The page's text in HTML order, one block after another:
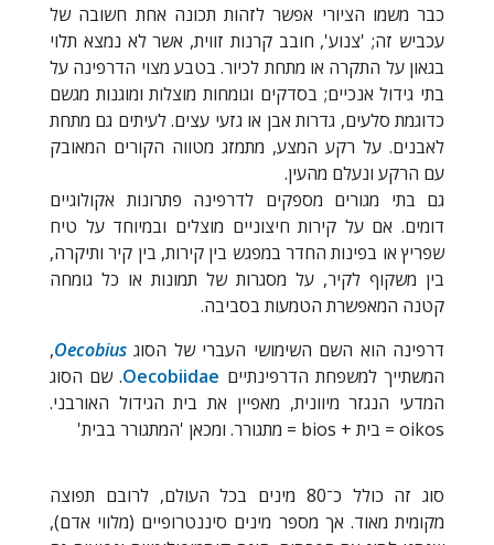
כבר משמו הציורי אפשר לזהות תכונה אחת חשובה של
עכביש זה; 'צנוע', חובב קרנות זווית, אשר לא נמצא תלוי
בגאון על התקרה או מתחת לכיור. בטבע מצוי הדרפינה על
בתי גידול אנכיים; בסדקים וגומחות מוצלות ומוגנות מגשם
כדוגמת סלעים, גדרות אבן או גזעי עצים. לעיתים גם מתחת
לאבנים. על רקע המצע, מתמזג מטווה הקורים המאובק
עם הרקע ונעלם מהעין.
גם בתי מגורים מספקים לדרפינה פתרונות אקולוגיים
דומים. אם על קירות חיצוניים מוצלים ובמיוחד על טיח
שפריץ או בפינות החדר במפגש בין קירות, בין קיר ותיקרה,
בין משקוף לקיר, על מסגרות של תמונות או כל גומחה
קטנה המאפשרת הטמעות בסביבה.
דרפינה הוא השם השימושי העברי של הסוג Oecobius
,
המשתייך למשפחת הדרפינתיים Oecobiidae. שם הסוג
המדעי הנגזר מיוונית, מאפיין את בית הגידול האורבני.
oikos = בית + bios = מתגורר. ומכאן 'המתגורר בבית'
סוג זה כולל כ־80 מינים בכל העולם, לרובם תפוצה
מקומית מאוד. אך מספר מינים סיננטרופיים (מלווי אדם),